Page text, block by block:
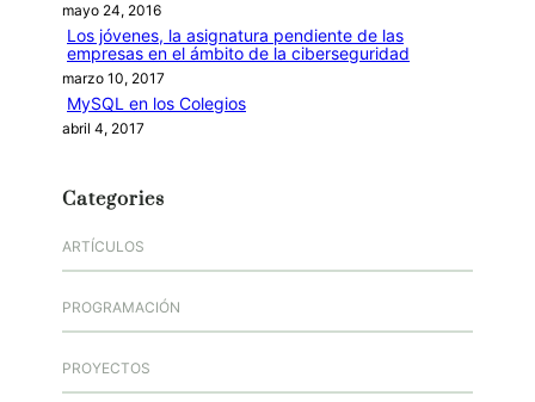
mayo 24, 2016
Los jóvenes, la asignatura pendiente de las
empresas en el ámbito de la ciberseguridad
marzo 10, 2017
MySQL en los Colegios
abril 4, 2017
Categories
ARTÍCULOS
PROGRAMACIÓN
PROYECTOS